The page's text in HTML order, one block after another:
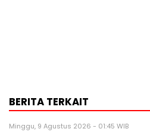
BERITA TERKAIT
Minggu, 9 Agustus 2026 - 01:45 WIB